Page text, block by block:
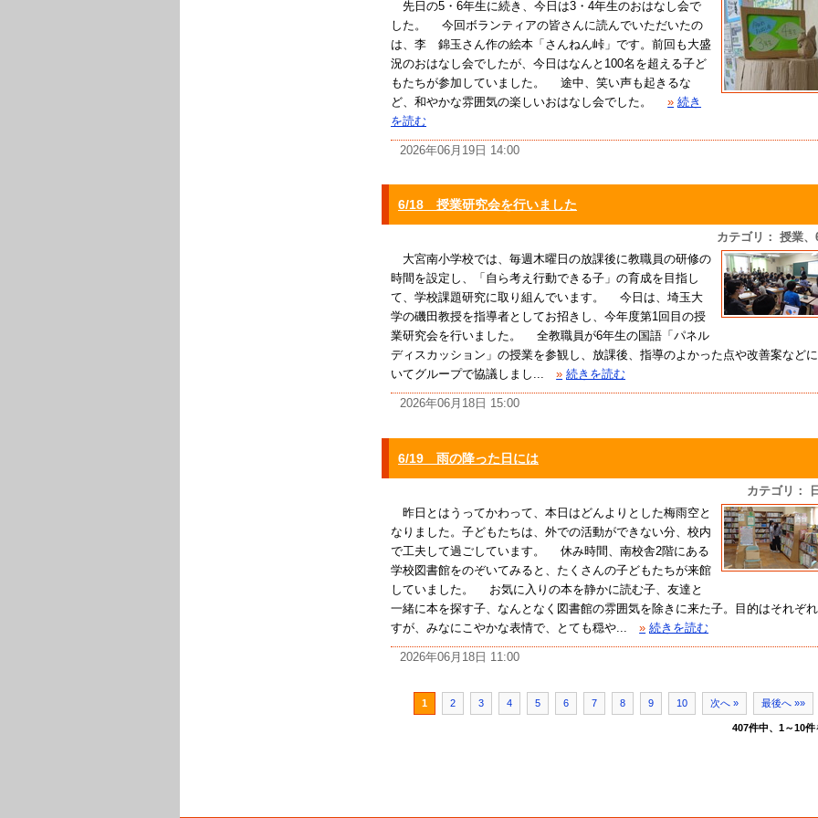
先日の5・6年生に続き、今日は3・4年生のおはなし会で
した。 今回ボランティアの皆さんに読んでいただいたの
は、李 錦玉さん作の絵本「さんねん峠」です。前回も大盛
況のおはなし会でしたが、今日はなんと100名を超える子ど
もたちが参加していました。 途中、笑い声も起きるな
ど、和やかな雰囲気の楽しいおはなし会でした。
» 続き
を読む
2026年06月19日 14:00
6/18 授業研究会を行いました
カテゴリ： 授業、
大宮南小学校では、毎週木曜日の放課後に教職員の研修の
時間を設定し、「自ら考え行動できる子」の育成を目指し
て、学校課題研究に取り組んでいます。 今日は、埼玉大
学の磯田教授を指導者としてお招きし、今年度第1回目の授
業研究会を行いました。 全教職員が6年生の国語「パネル
ディスカッション」の授業を参観し、放課後、指導のよかった点や改善案など
いてグループで協議しまし...
» 続きを読む
2026年06月18日 15:00
6/19 雨の降った日には
カテゴリ：
昨日とはうってかわって、本日はどんよりとした梅雨空と
なりました。子どもたちは、外での活動ができない分、校内
で工夫して過ごしています。 休み時間、南校舎2階にある
学校図書館をのぞいてみると、たくさんの子どもたちが来館
していました。 お気に入りの本を静かに読む子、友達と
一緒に本を探す子、なんとなく図書館の雰囲気を除きに来た子。目的はそれぞ
すが、みなにこやかな表情で、とても穏や...
» 続きを読む
2026年06月18日 11:00
1 2 3 4 5 6 7 8 9 10 次へ » 最後へ »»
407件中、1～10件